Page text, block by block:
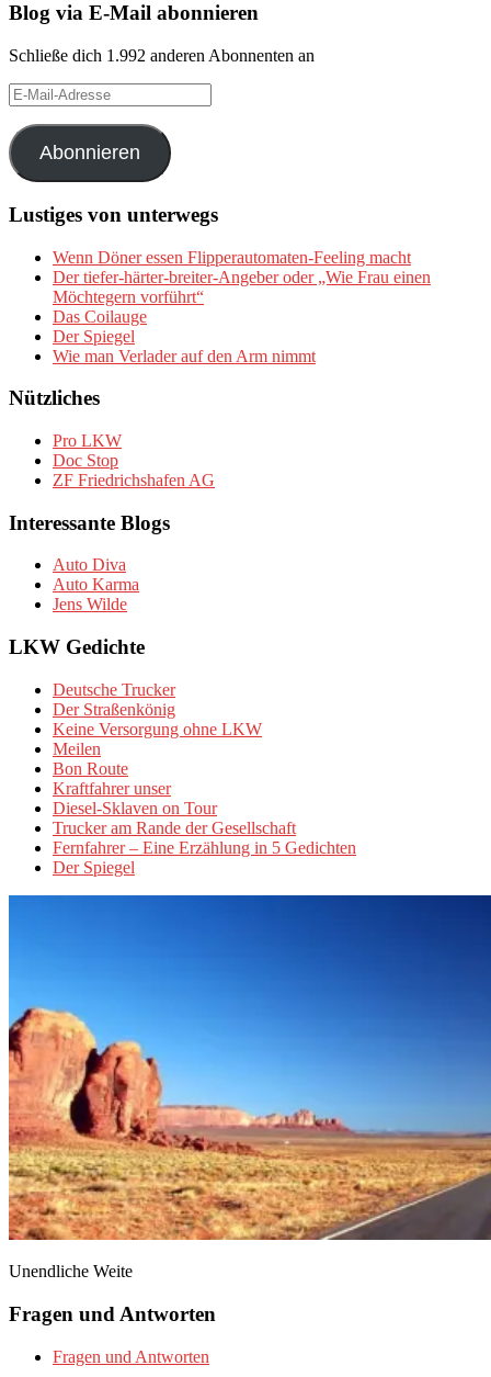
Blog via E-Mail abonnieren
Schließe dich 1.992 anderen Abonnenten an
E-
Mail-
Adresse
Abonnieren
Lustiges von unterwegs
Wenn Döner essen Flipperautomaten-Feeling macht
Der tiefer-härter-breiter-Angeber oder „Wie Frau einen
Möchtegern vorführt“
Das Coilauge
Der Spiegel
Wie man Verlader auf den Arm nimmt
Nützliches
Pro LKW
Doc Stop
ZF Friedrichshafen AG
Interessante Blogs
Auto Diva
Auto Karma
Jens Wilde
LKW Gedichte
Deutsche Trucker
Der Straßenkönig
Keine Versorgung ohne LKW
Meilen
Bon Route
Kraftfahrer unser
Diesel-Sklaven on Tour
Trucker am Rande der Gesellschaft
Fernfahrer – Eine Erzählung in 5 Gedichten
Der Spiegel
Unendliche Weite
Fragen und Antworten
Fragen und Antworten